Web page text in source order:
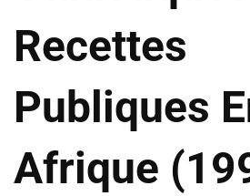
Recettes
Publiques
Afrique